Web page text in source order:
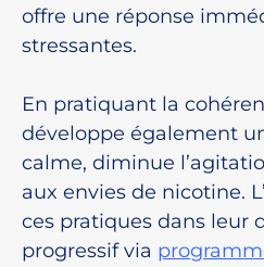
offre une réponse
stressantes.
En pratiquant la
développe également
calme, diminue
aux envies de nicotine.
ces pratiques dans leur
progressif via